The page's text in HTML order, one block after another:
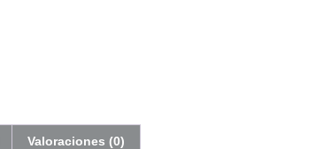
Valoraciones (0)